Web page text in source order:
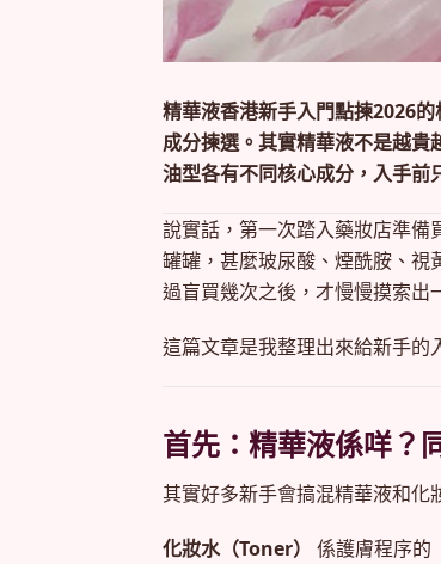
精華液香港新手入門點揀2026
成分揀選。其實精華液不是越
油型各有不同核心成分，入手前
說實話，第一次踏入藥妝店準備
罐罐，甚麼玻尿酸、煙酰胺、視
過盲買幾次之後，才慢慢摸索出
這篇文章是我整理出來給新手的
首先：精華液係咩？
其實好多新手會搞混精華液和化
化妝水（Toner）
係護膚程序的